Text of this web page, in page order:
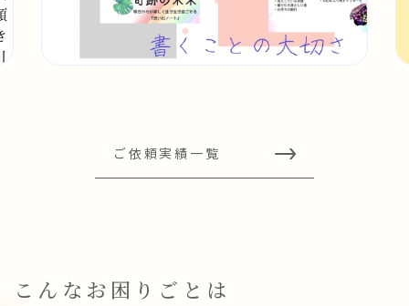
ご依頼実績一覧
こんなお困りごとは